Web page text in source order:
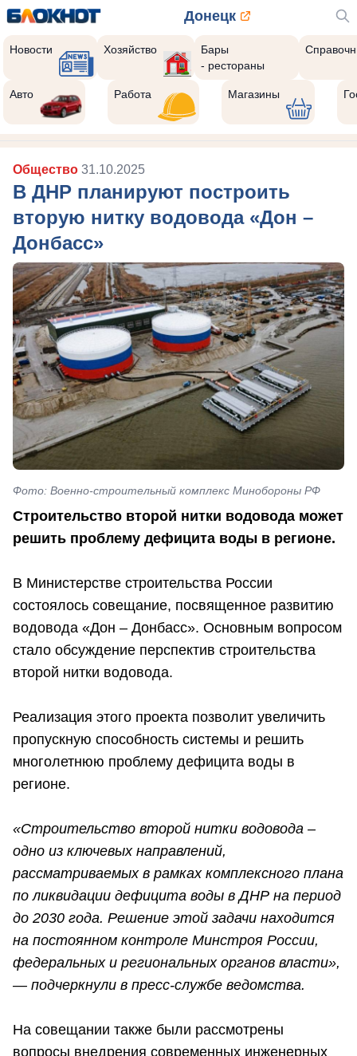
Донецк
Новости Хозяйство
Бары
- рестораны
Авто Работа Магазины
Общество 31.10.2025
В ДНР планируют построить
вторую нитку водовода «Дон –
Донбасс»
Фото: Военно-строительный комплекс Минобороны РФ
Строительство второй нитки водовода может
решить проблему дефицита воды в регионе.
В Министерстве строительства России
состоялось совещание, посвященное развитию
водовода «Дон – Донбасс». Основным вопросом
стало обсуждение перспектив строительства
второй нитки водовода.
Реализация этого проекта позволит увеличить
пропускную способность системы и решить
многолетнюю проблему дефицита воды в
регионе.
«Строительство второй нитки водовода –
одно из ключевых направлений,
рассматриваемых в рамках комплексного плана
по ликвидации дефицита воды в ДНР на период
до 2030 года. Решение этой задачи находится
на постоянном контроле Минстроя России,
федеральных и региональных органов власти»,
— подчеркнули в пресс-службе ведомства.
На совещании также были рассмотрены
вопросы внедрения современных инженерных